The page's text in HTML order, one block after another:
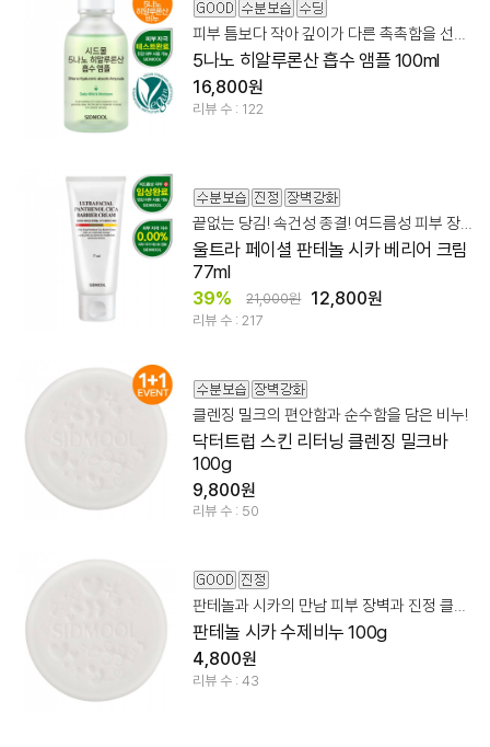
피부 틈보다 작아 깊이가 다른 촉촉함을 선사하는 흡수 앰플
5나노 히알루론산 흡수 앰플 100ml
16,800원
리뷰 수 : 122
끝없는 당김! 속건성 종결! 여드름성 피부 장벽 케어
울트라 페이셜 판테놀 시카 베리어 크림
77ml
39% 21,000원 12,800원
리뷰 수 : 217
클렌징 밀크의 편안함과 순수함을 담은 비누!
닥터트럽 스킨 리터닝 클렌징 밀크바
100g
9,800원
리뷰 수 : 50
판테놀과 시카의 만남 피부 장벽과 진정 클렌징 케어!
판테놀 시카 수제비누 100g
4,800원
리뷰 수 : 43